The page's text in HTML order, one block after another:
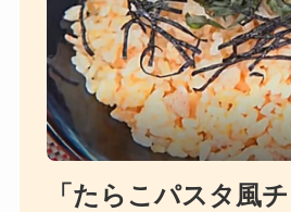
「たらこパスタ風